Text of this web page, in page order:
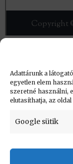
Adattárunk a
egyetlen elem
szeretné használni,
elutasíthatja, az
Google sütik
Copyright